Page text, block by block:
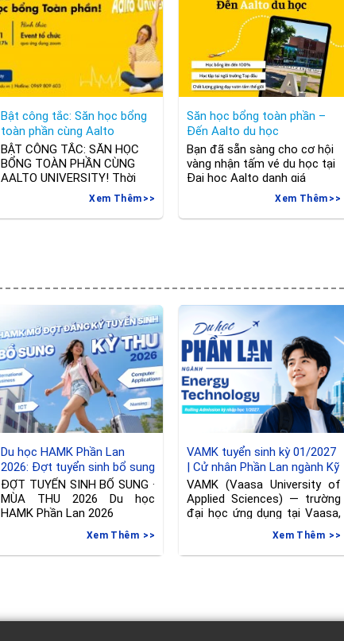
Bật công tắc: Săn học bổng
toàn phần cùng Aalto
University
BẬT CÔNG TẮC: SĂN HỌC
BỔNG TOÀN PHẦN CÙNG
AALTO UNIVERSITY! Thời
gian: 15h – 17h Chủ nhật,
ngày 26.09.2021 Event được
tổ chức qua zoom Link đăng
lưu với đại diện trường
Xem Thêm
Săn học bổng toàn phần –
Đến Aalto du học
Bạn đã sẵn sàng cho cơ hội
vàng nhận tấm vé du học tại
Đại học Aalto danh giá
chưa? 🔹 Đại học Aalto –
ngôi trường danh giá bậc
nhất Phần Lan đạt nhiều thứ
Xem Thêm
Du học HAMK Phần Lan
2026: Đợt tuyển sinh bổ sung
ngành International Business
& Công nghệ thông tin
ĐỢT TUYỂN SINH BỔ SUNG ·
MÙA THU 2026 Du học
HAMK Phần Lan 2026
Xem Thêm
VAMK tuyển sinh kỳ 01/2027
| Cử nhân Phần Lan ngành Kỹ
thuật
VAMK (Vaasa University of
Applied Sciences) — trường
đại học ứng dụng tại Vaasa,
Xem Thêm